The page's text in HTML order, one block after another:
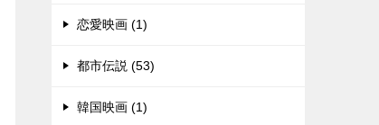
恋愛映画 (1)
都市伝説 (53)
韓国映画 (1)